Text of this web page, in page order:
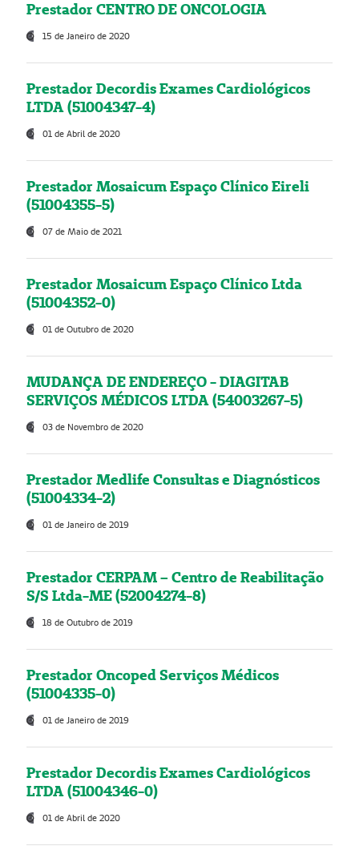
Prestador CENTRO DE ONCOLOGIA
15 de Janeiro de 2020
Prestador Decordis Exames Cardiológicos
LTDA (51004347-4)
01 de Abril de 2020
Prestador Mosaicum Espaço Clínico Eireli
(51004355-5)
07 de Maio de 2021
Prestador Mosaicum Espaço Clínico Ltda
(51004352-0)
01 de Outubro de 2020
MUDANÇA DE ENDEREÇO - DIAGITAB
SERVIÇOS MÉDICOS LTDA (54003267-5)
03 de Novembro de 2020
Prestador Medlife Consultas e Diagnósticos
(51004334-2)
01 de Janeiro de 2019
Prestador CERPAM – Centro de Reabilitação
S/S Ltda-ME (52004274-8)
18 de Outubro de 2019
Prestador Oncoped Serviços Médicos
(51004335-0)
01 de Janeiro de 2019
Prestador Decordis Exames Cardiológicos
LTDA (51004346-0)
01 de Abril de 2020